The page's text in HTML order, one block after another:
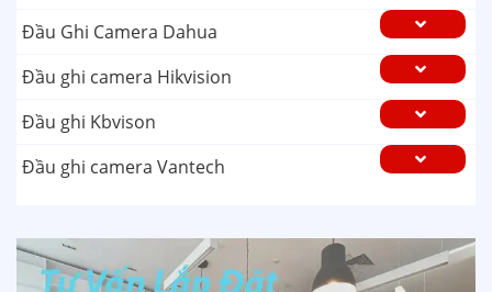
Đầu Ghi Camera Dahua
Đầu ghi camera Hikvision
Đầu ghi Kbvison
Đầu ghi camera Vantech